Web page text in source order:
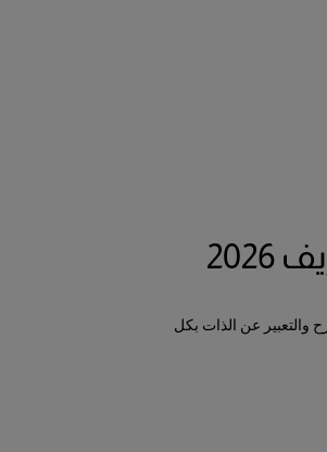
والتعبير عن الذات بكل